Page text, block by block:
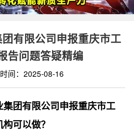
有限公司申报重庆市工
告问题答疑精编
间：2025-08-16
团有限公司申报重庆市工
可以做？